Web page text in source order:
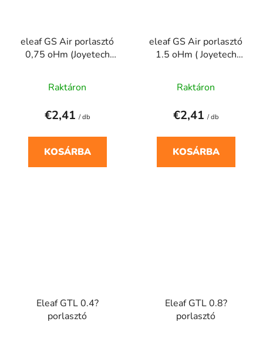
eleaf GS Air porlasztó
0,75 oHm (Joyetech
Kompatibilis:)
Raktáron
€2,41 / db
KOSÁRBA
eleaf GS Air porlasztó
1.5 oHm ( Joyetech
Kompatibilis:)
Raktáron
€2,41 / db
KOSÁRBA
Eleaf GTL 0.4?
porlasztó
Eleaf GTL 0.8?
porlasztó